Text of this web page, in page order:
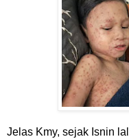
Jelas Kmy, sejak Isnin